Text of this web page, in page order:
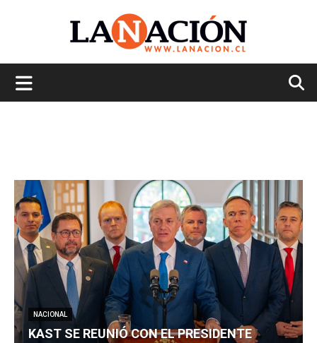
NACIONAL
KAST SE REUNIÓ CON EL PRESIDENTE